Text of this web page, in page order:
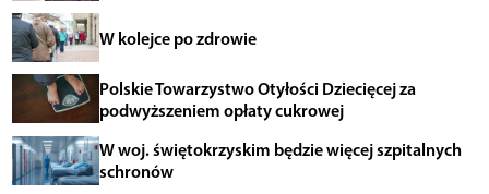
W kolejce po zdrowie
Polskie Towarzystwo Otyłości Dziecięcej za
podwyższeniem opłaty cukrowej
W woj. świętokrzyskim będzie więcej szpitalnych
schronów